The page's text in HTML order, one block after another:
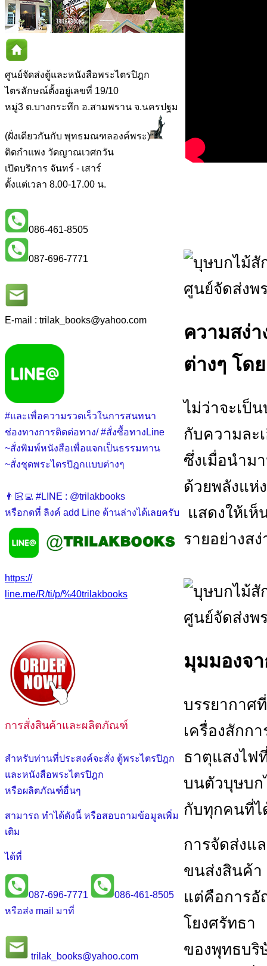
ศูนย์จัดส่งตู้และหนังสือพระไตรปิฎก
ไตรลักษณ์ตั้งอยู่เลขที่ 19/10
หมู่3 ต.บางกระทึก อ.สามพราน จ.นครปฐม
(ฝั่งเดียวกันกับ พุทธมณฑลองค์พระ)
ติดกำแพง วัดญาณเวศกวัน
เปิดบริการ จันทร์ - เสาร์
ตั้งแต่เวลา 8.00-17.00 น.
086-461-8505
087-696-7771
E-mail : trilak_books@yahoo.com
#และเพื่อความรวดเร็วในการสนทนา
ช่องทางการติดต่อทาง/ #สั่งซื้อทางLine
~สั่งพิมพ์หนังสือเพื่อแจกเป็นธรรมทาน
~สั่งชุดพระไตรปิฎกแบบต่างๆ
👨🏻‍💻 #LINE : @trilakbooks
หรือกดที่ ลิงค์ add Line ด้านล่างได้เลยครับ
https://
line.me/R/ti/p/%40trilakbooks
การสั่งสินค้าและผลิตภัณฑ์
สำหรับท่านที่ประสงค์จะสั่ง ตู้พระไตรปิฎก
และหนังสือพระไตรปิฎก
หรือผลิตภัณฑ์อื่นๆ
สามารถ ทำได้ดังนี้ หรือสอบถามข้อมูลเพิ่ม
เติม
ได้ที่
087-696-7771
086-461-8505
หรือส่ง mail มาที่
trilak_books@yahoo.com
ความสง่
ต่างๆ โด
ไม่ว่าจะเป็
กับความละ
ซึ่งเมื่อนำม
ด้วยพลังแห่
แสดงให้เ
รายอย่างส
มุมมองจ
บรรยากาศ
เครื่องสักก
ธาตุแสงไฟ
บนตัวบุษบก
กับทุกคนที่ไ
การจัดส่งแ
ขนส่งสินค้า
แต่คือการ
โยงศรัทธา
ของพุทธบริ